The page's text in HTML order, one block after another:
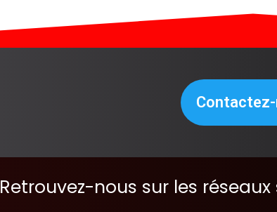
Retrouvez-nous sur les